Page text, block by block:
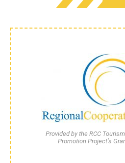
Provided by the RCC
Promotion Project’s